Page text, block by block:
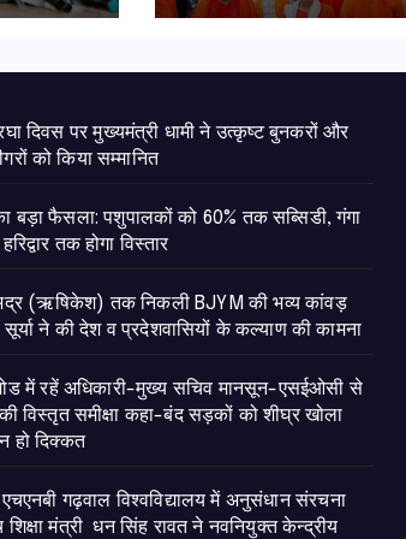
कल्याण की कामना
दिवस पर मुख्यमंत्री धामी ने उत्कृष्ट बुनकरों और
को किया सम्मानित
बड़ा फैसला: पशुपालकों को 60% तक सब्सिडी, गंगा
तक होगा विस्तार
(ऋषिकेश) तक निकली BJYM की भव्य कांवड़
सूर्या ने की देश व प्रदेशवासियों के कल्याण की कामना
में रहें अधिकारी-मुख्य सचिव मानसून-एसईओसी से
विस्तृत समीक्षा कहा-बंद सड़कों को शीघ्र खोला
हो दिक्कत
गढ़वाल विश्वविद्यालय में अनुसंधान संरचना
शिक्षा मंत्री धन सिंह रावत ने नवनियुक्त केन्द्रीय